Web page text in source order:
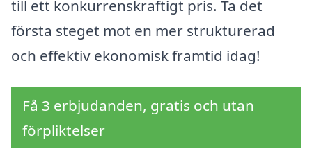
till ett konkurrenskraftigt pris. Ta det
första steget mot en mer strukturerad
och effektiv ekonomisk framtid idag!
Få 3 erbjudanden, gratis och utan
förpliktelser